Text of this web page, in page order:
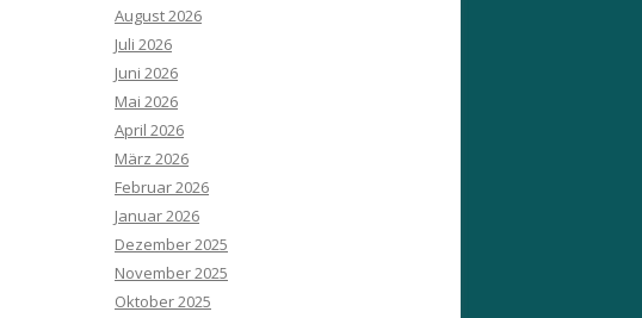
August 2026
Juli 2026
Juni 2026
Mai 2026
April 2026
März 2026
Februar 2026
Januar 2026
Dezember 2025
November 2025
Oktober 2025